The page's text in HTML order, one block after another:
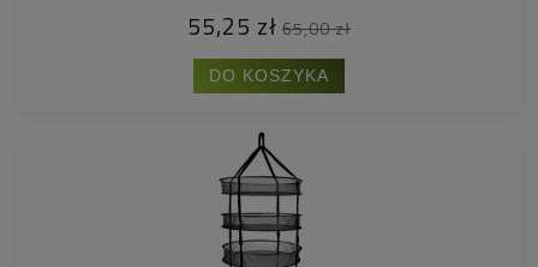
55,25 zł 65,00 zł
DO KOSZYKA